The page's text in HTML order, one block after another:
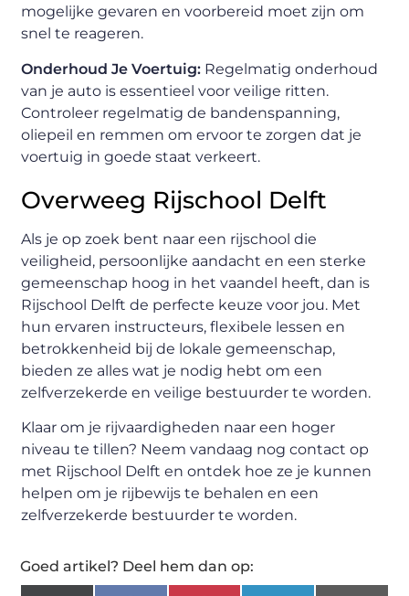
mogelijke gevaren en voorbereid moet zijn om
snel te reageren.
Onderhoud Je Voertuig: Regelmatig onderhoud
van je auto is essentieel voor veilige ritten.
Controleer regelmatig de bandenspanning,
oliepeil en remmen om ervoor te zorgen dat je
voertuig in goede staat verkeert.
Overweeg Rijschool Delft
Als je op zoek bent naar een rijschool die
veiligheid, persoonlijke aandacht en een sterke
gemeenschap hoog in het vaandel heeft, dan is
Rijschool Delft de perfecte keuze voor jou. Met
hun ervaren instructeurs, flexibele lessen en
betrokkenheid bij de lokale gemeenschap,
bieden ze alles wat je nodig hebt om een
zelfverzekerde en veilige bestuurder te worden.
Klaar om je rijvaardigheden naar een hoger
niveau te tillen? Neem vandaag nog contact op
met Rijschool Delft en ontdek hoe ze je kunnen
helpen om je rijbewijs te behalen en een
zelfverzekerde bestuurder te worden.
Goed artikel? Deel hem dan op: